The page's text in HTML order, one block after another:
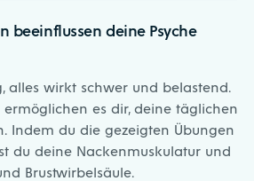
beeinflussen deine Psyche
alles wirkt schwer und belastend.
es dir, deine täglichen
Indem du die gezeigten Übungen
du deine Nackenmuskulatur und
Brustwirbelsäule.